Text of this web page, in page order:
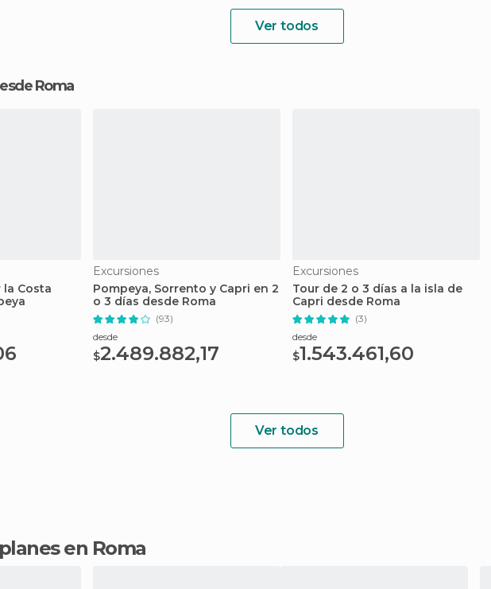
Ver todos
Roma
Costa
Excursiones
Pompeya, Sorrento y Capri en 2
o 3 días desde Roma
(93)
desde
$2.489.882,17
Excursiones
Tour de 2 o 3 días a la isla de
Capri desde Roma
(3)
desde
$1.543.461,60
Ver todos
planes en Roma